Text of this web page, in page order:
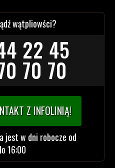
wątpliowści?
22 45
70 70
Z INFOLINIĄ!
jest w dni robocze od
16:00